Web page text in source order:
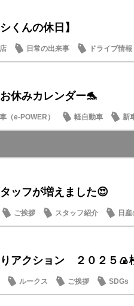
くんの休日】
日常の出来事 ドライブ情報
休みカレンダー🐬
（e-POWER） 軽自動車
新
ッフが増えました😍
ご挨拶 スタッフ紹介 日
アクション ２０２５🍙
ルークス ご挨拶 SDGs